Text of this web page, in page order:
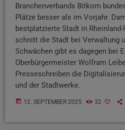
Branchenverbands Bitkom
Plätze besser als im Vorjahr.
bestplatzierte Stadt in
schnitt die Stadt bei Verwaltung
Schwächen gibt es dagegen bei
Oberbürgermeister Wolfram
Presseschreiben die
und der Stadtwerke.
today 12. SEPTEMBER 2025 32